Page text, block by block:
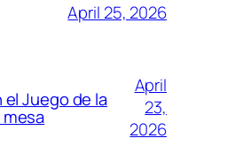
April 25, 2026
el Juego de la
April
23,
2026